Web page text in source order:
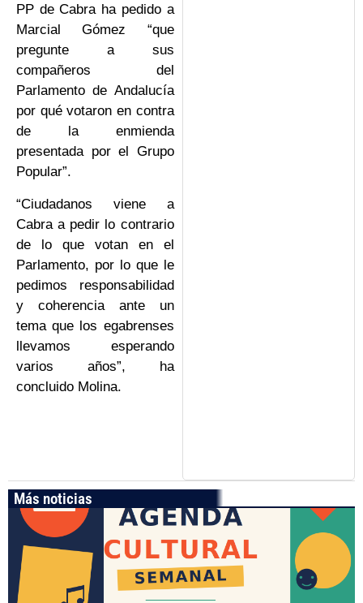
PP de Cabra ha pedido a
Marcial Gómez “que
pregunte a sus
compañeros del
Parlamento de Andalucía
por qué votaron en contra
de la enmienda
presentada por el Grupo
Popular”.
“Ciudadanos viene a
Cabra a pedir lo contrario
de lo que votan en el
Parlamento, por lo que le
pedimos responsabilidad
y coherencia ante un
tema que los egabrenses
llevamos esperando
varios años”, ha
concluido Molina.
Más noticias